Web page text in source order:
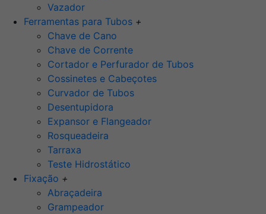
Vazador
Ferramentas para Tubos +
Chave de Cano
Chave de Corrente
Cortador e Perfurador de Tubos
Cossinetes e Cabeçotes
Curvador de Tubos
Desentupidora
Expansor e Flangeador
Rosqueadeira
Tarraxa
Teste Hidrostático
Fixação +
Abraçadeira
Grampeador